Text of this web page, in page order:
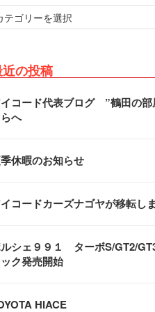
の投稿
コード代表ブログ ”鶴田の部
へ
休暇のお知らせ
コードカーズナゴヤが移転し
シェ９９１ ターボS/GT2/
ク発売開始
HIACE